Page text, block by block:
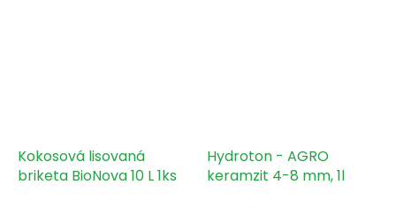
Kokosová lisovaná
briketa BioNova 10 L 1ks
Hydroton - AGRO
keramzit 4-8 mm, 1l